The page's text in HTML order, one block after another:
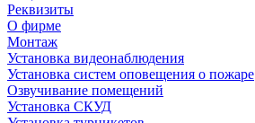
Реквизиты
О фирме
Монтаж
Установка видеонаблюдения
Установка систем оповещения о пожаре
Озвучивание помещений
Установка СКУД